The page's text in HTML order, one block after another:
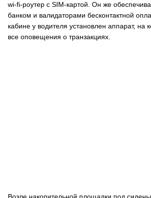
wi-fi-роутер с SIM-картой. Он же
банком и валидаторами бесконтактной
кабине у водителя установлен аппарат, на
все оповещения о транзакциях.